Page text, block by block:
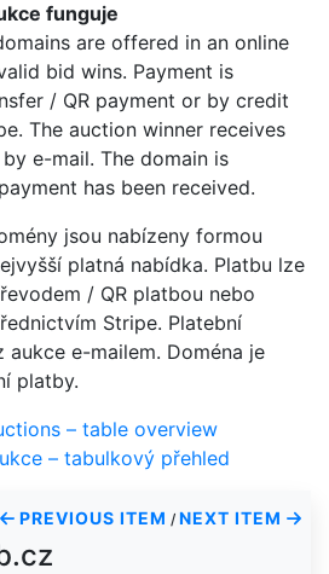
funguje
are offered in an online
bid wins. Payment is
/ QR payment or by credit
The auction winner receives
e-mail. The domain is
has been received.
jsou nabízeny formou
platná nabídka. Platbu lze
/ QR platbou nebo
Stripe. Platební
e-mailem. Doména je
platby.
– table overview
– tabulkový přehled
PREVIOUS ITEM / NEXT ITEM